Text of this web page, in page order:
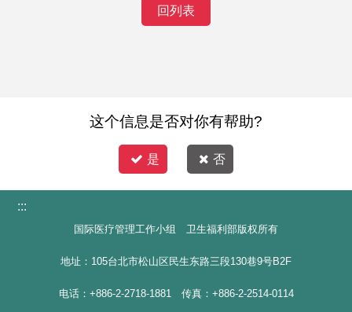
回列表
这个信息是否对你有帮助?
是 否
:::
国际医疗管理工作小组 卫生福利部版权所有
地址：105台北市松山区民生东路三段130巷9号B2F
电话：+886-2-2718-1881 传真：+886-2-2514-0114